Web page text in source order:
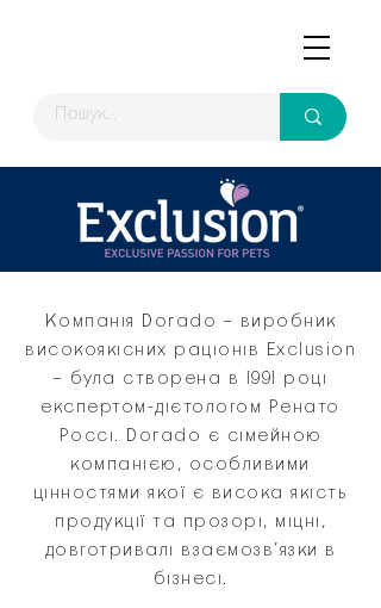
Компанія Dorado – виробник
високоякісних раціонів Exclusion
– була створена в 1991 році
експертом-дієтологом Ренато
Россі. Dorado є сімейною
компанією, особливими
цінностями якої є висока якість
продукції та прозорі, міцні,
довготривалі взаємозв’язки в
бізнесі.